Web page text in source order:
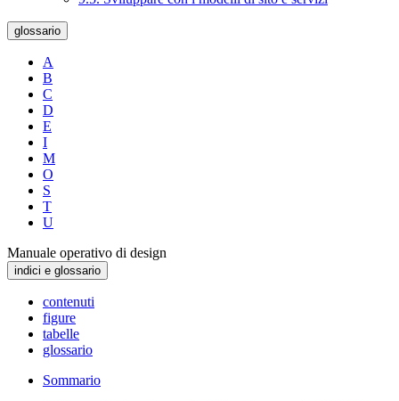
glossario
A
B
C
D
E
I
M
O
S
T
U
Manuale operativo di design
indici e glossario
contenuti
figure
tabelle
glossario
Sommario